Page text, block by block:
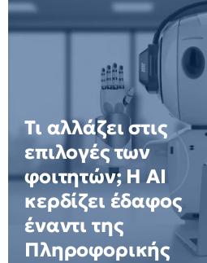
Τι αλλάζει στις
επιλογές των
φοιτητών; Η AI
κερδίζει έδαφος
έναντι της
Πληροφορικής